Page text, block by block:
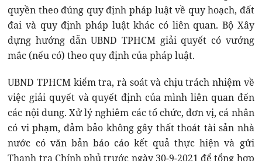
quyền theo đúng quy định pháp luật về quy hoạch, đất
đai và quy định pháp luật khác có liên quan. Bộ Xây
dựng hướng dẫn UBND TPHCM giải quyết có vướng
mắc (nếu có) theo quy định của pháp luật.
UBND TPHCM kiểm tra, rà soát và chịu trách nhiệm về
việc giải quyết và quyết định của mình liên quan đến
các nội dung. Xử lý nghiêm các tổ chức, đơn vị, cá nhân
có vi phạm, đảm bảo không gây thất thoát tài sản nhà
nước có văn bản báo cáo kết quả thực hiện và gửi
Thanh tra Chính phủ trước ngày 30-9-2021 để tổng hợp